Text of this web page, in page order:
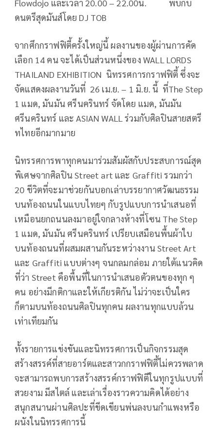
Flowdojo และเวลา 20.00 – 22.00น. พบกับ
ดนตรีสุดมันส์โดย DJ TOB
จากศึกกราฟฟิตี้ครั้งใหญ่นี้ ผลงานของผู้ผ่านการคัด
เลือก 14 คน จะได้เป็นส่วนหนึ่งของ WALL LORDS
THAILAND EXHIBITION นิทรรศการกราฟฟิตี้ ซึ่งจะ
จัดแสดงผลงานวันที่ 26 เม.ย. – 1 มิ.ย. นี้ ที่The Step
1 แมด, มันมัน ศรีนครินทร์ จัดโดย แมด, มันมัน
ศรีนครินทร์ และ ASIAN WALL ร่วมกับศิลปินสายสตรี
ทไทยอีกมากมาย
นิทรรศการพาทุกคนมาร่วมสัมผัสกับประสบการณ์สุด
พิเศษจากศิลปิน Street art และ Graffiti รวมกว่า
20 ชีวิตที่จะมาช่วยกันบอกเล่าบรรยากาศวัฒนธรรม
บนท้องถนนในแบบไทยๆ กับรูปแบบการนำเสนอที่
เหมือนยกถนนลงมาอยู่ใจกลางห้างที่โซน The Step
1 แมด, มันมัน ศรีนครินทร์ เปรียบเสมือนพื้นผ้าใบ
บนท้องถนนที่ผสมผสานกันระหว่างงาน Street Art
และ Graffiti แบบต่างๆ จนกลมกล่อม ภายใต้แนวคิด
ที่ว่า Street คือพื้นที่ในการนำเสนอตัวตนของทุก ๆ
คน อย่างมีกติกาและให้เกียรติกัน ไม่ว่าจะเป็นใคร
ก็ตามบนท้องถนนศิลปินทุกคน ผลงานทุกแบบล้วน
เท่าเทียมกัน
ทั้งรายการแข่งขันและนิทรรศการเป็นกิจกรรมสุด
สร้างสรรค์ที่สายอาร์ตและสาวกกราฟฟิตี้ไม่ควรพลาด
จะสามารถพบการสร้างสรรค์กราฟฟิตีในทุกรูปแบบที่
สวยงาม มีสไตล์ และเล่าเรื่องราวความคิดได้อย่าง
สนุกสนานผ่านศิลปะที่ขีดเขียนพ่นลงบนกำแพงหรือ
ผนังในนิทรรศการนี้